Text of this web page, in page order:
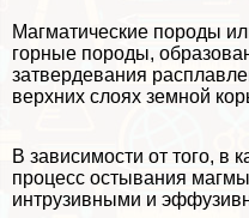
Магматические породы
горные породы,
затвердевания
верхних слоях земной
В зависимости от того, в
процесс остывания
интрузивными и